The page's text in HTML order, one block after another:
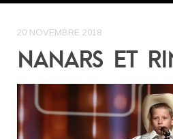
20 NOVEMBRE 2018
NANARS ET